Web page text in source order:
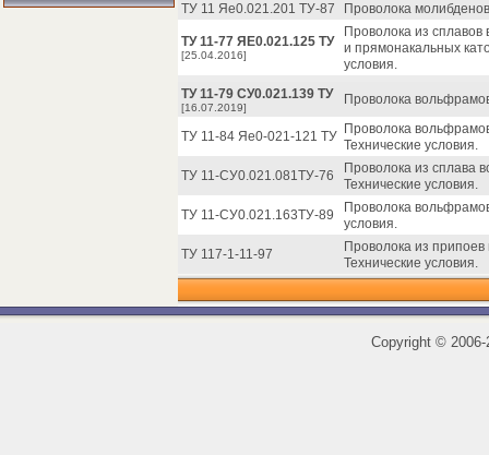
ТУ 11 Яе0.021.201 ТУ-87
Проволока
ТУ 11-77 ЯЕ0.021.125 ТУ
[25.04.2016]
Проволока из
и прямонакальных
условия.
ТУ 11-79 СУ0.021.139 ТУ
[16.07.2019]
Проволока
ТУ 11-84 Яе0-021-121 ТУ Проволока
Технические условия.
ТУ 11-СУ0.021.081ТУ-76
Проволока из сплава
Технические условия.
ТУ 11-СУ0.021.163ТУ-89
Проволока
условия.
ТУ 117-1-11-97
Проволока из
Технические условия.
Copyright ©